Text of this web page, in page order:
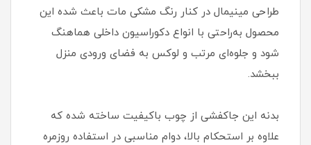
طراحی مینیمال در کنار رنگ مشکی مات باعث شده این
محصول به‌راحتی با انواع دکوراسیون داخلی هماهنگ
شود و جلوه‌ای مرتب و لوکس به فضای ورودی منزل
ببخشد.
بدنه این جاکفشی از چوب باکیفیت ساخته شده که
علاوه بر استحکام بالا، دوام مناسبی در استفاده روزمره